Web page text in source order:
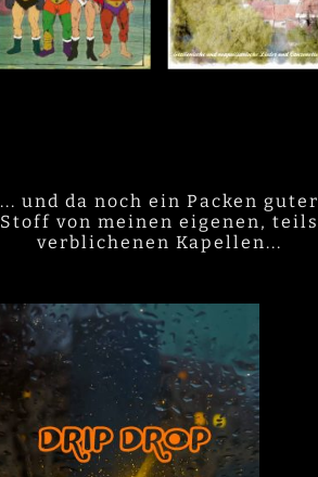
... und da noch ein Packen guter
Stoff von meinen eigenen, teils
verblichenen Kapellen...